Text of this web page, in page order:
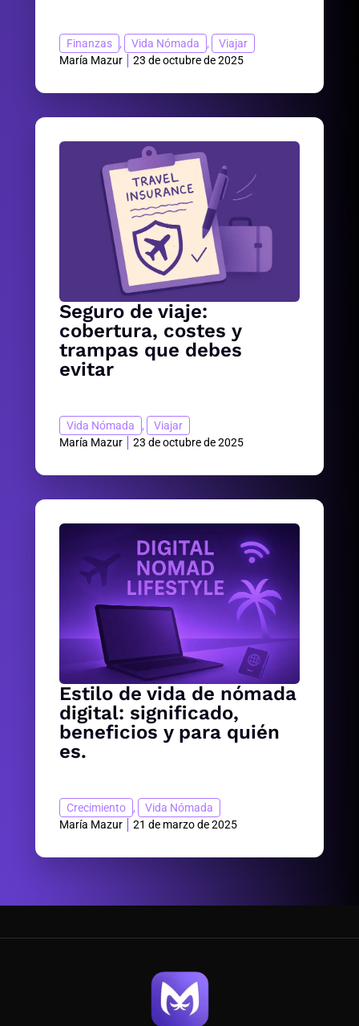
Finanzas , Vida Nómada ,
Viajar
María Mazur
23 de octubre de 2025
Seguro de viaje:
cobertura, costes y
trampas que debes
evitar
Vida Nómada ,
Viajar
María Mazur
23 de octubre de 2025
Estilo de vida de nómada
digital: significado,
beneficios y para quién
es.
Crecimiento ,
Vida Nómada
María Mazur
21 de marzo de 2025